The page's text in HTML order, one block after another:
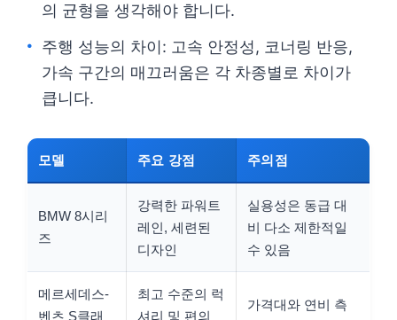
의 균형을 생각해야 합니다.
주행 성능의 차이: 고속 안정성, 코너링 반응,
가속 구간의 매끄러움은 각 차종별로 차이가
큽니다.
모델 주요 강점 주의점
BMW 8시리
즈
강력한 파워트
레인, 세련된
디자인
실용성은 동급 대
비 다소 제한적일
수 있음
메르세데스-
벤츠 S클래
최고 수준의 럭
셔리 및 편의
가격대와 연비 측